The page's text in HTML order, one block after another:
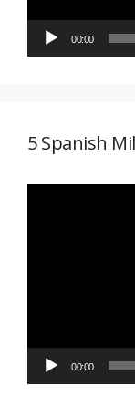
00:00
5 Spanish
00:00